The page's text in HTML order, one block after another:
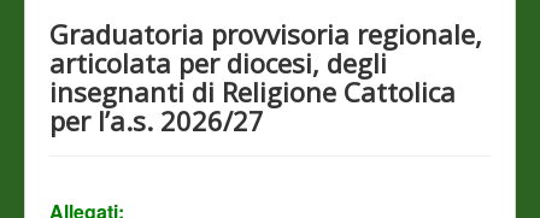
Graduatoria provvisoria regionale,
articolata per diocesi, degli
insegnanti di Religione Cattolica
per l’a.s. 2026/27
Allegati: